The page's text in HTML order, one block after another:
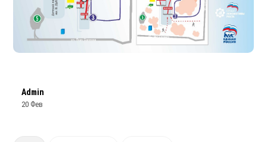
Admin
20 Фев